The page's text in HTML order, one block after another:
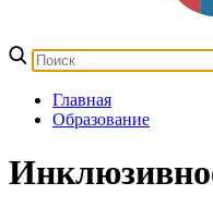
Главная
Образование